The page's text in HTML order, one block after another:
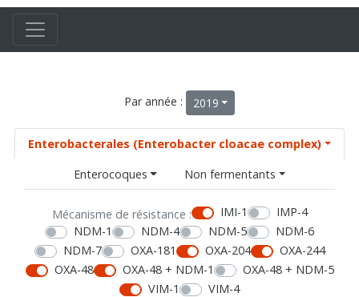
Par année : 2019
Enterobacterales (Enterobacter cloacae complex)
Enterocoques
Non fermentants
Mécanisme de résistance : IMI-1
IMP-4
NDM-1
NDM-4 NDM-5
NDM-6
NDM-7
OXA-181 OXA-204
OXA-244
OXA-48
OXA-48 + NDM-1
OXA-48 + NDM-5
VIM-1
VIM-4